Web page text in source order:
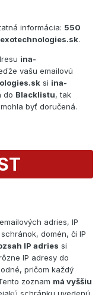
informácia: 550
.
ina-
vašu emailovú
si ina-
do Blacklistu, tak
byť doručená.
adries, IP
domén, či IP
IP adries si
IP adresy do
pričom každý
zoznam má vyššiu